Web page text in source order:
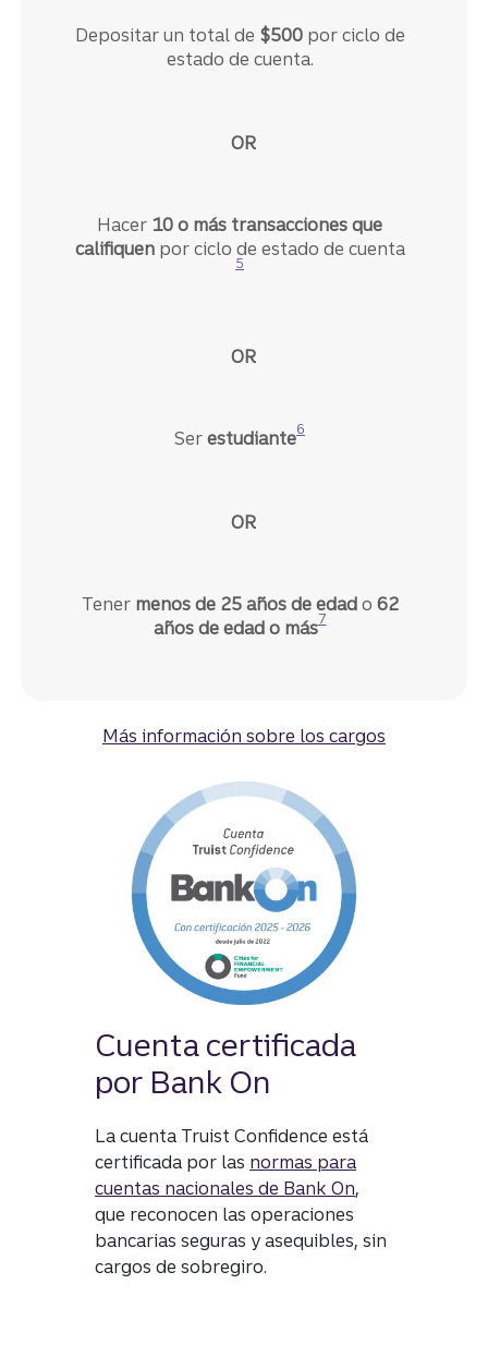
Depositar un total de $500por ciclo de
estado de cuenta.
Hacer 10 o más transacciones que
califiquenpor ciclo de estado de cuenta
5
Serestudiante6
Tener menos de 25 años de edado 62
años de edad o más
Divulgación
7
Más información sobre los cargos
Cuenta certificada
por Bank On
La cuenta Truist Confidence está
certificada por las normas para
cuentas nacionales de Bank On,
que reconocen las operaciones
bancarias seguras y asequibles, sin
cargos de sobregiro​​​​​​​.